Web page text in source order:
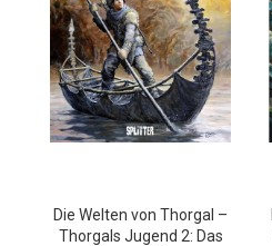
Die Welten von Thorgal –
Thorgals Jugend 2: Das